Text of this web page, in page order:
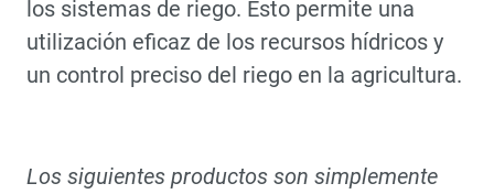
los sistemas de riego. Esto permite una
utilización eficaz de los recursos hídricos y
un control preciso del riego en la agricultura.
Los siguientes productos son simplemente